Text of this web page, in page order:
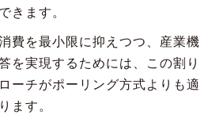
きます。
費を最小限に抑えつつ、産業機
を実現するためには、この割り
ーチがポーリング方式よりも適
ます。